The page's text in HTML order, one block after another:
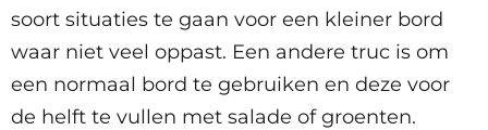
soort situaties te gaan voor een kleiner bord
waar niet veel oppast. Een andere truc is om
een normaal bord te gebruiken en deze voor
de helft te vullen met salade of groenten.